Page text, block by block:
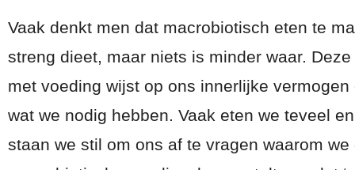
Vaak denkt men dat macrobiotisch eten te
streng dieet, maar niets is minder waar.
met voeding wijst op ons innerlijke
wat we nodig hebben. Vaak eten we teveel
staan we stil om ons af te vragen waarom we